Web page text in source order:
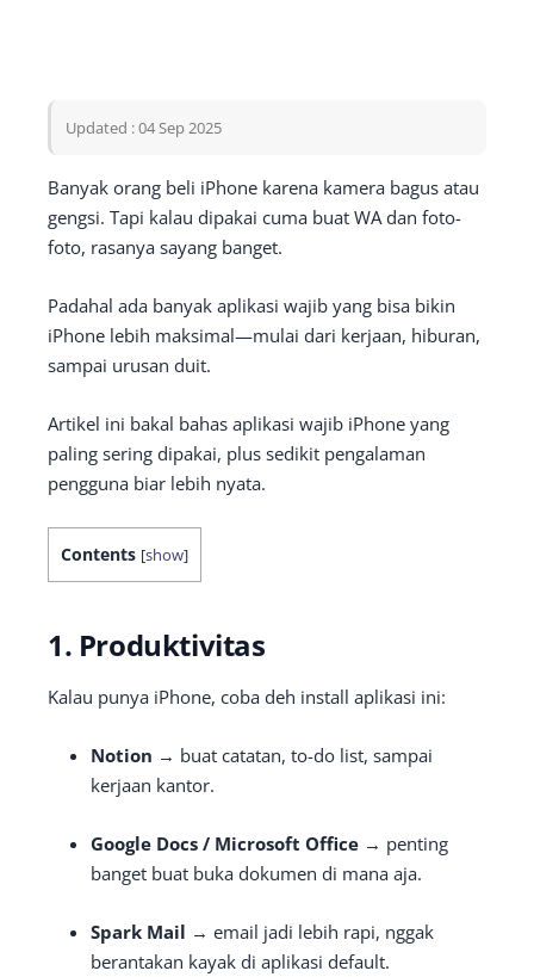
Updated : 04 Sep 2025
Banyak orang beli iPhone karena kamera bagus atau
gengsi. Tapi kalau dipakai cuma buat WA dan foto-
foto, rasanya sayang banget.
Padahal ada banyak aplikasi wajib yang bisa bikin
iPhone lebih maksimal—mulai dari kerjaan, hiburan,
sampai urusan duit.
Artikel ini bakal bahas aplikasi wajib iPhone yang
paling sering dipakai, plus sedikit pengalaman
pengguna biar lebih nyata.
Contents [show]
1. Produktivitas
Kalau punya iPhone, coba deh install aplikasi ini:
Notion → buat catatan, to-do list, sampai
kerjaan kantor.
Google Docs / Microsoft Office → penting
banget buat buka dokumen di mana aja.
Spark Mail → email jadi lebih rapi, nggak
berantakan kayak di aplikasi default.